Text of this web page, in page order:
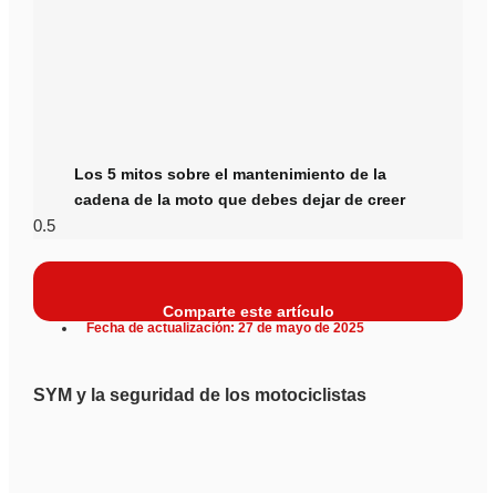
Los 5 mitos sobre el mantenimiento de la
cadena de la moto que debes dejar de creer
Comparte este artículo
Fecha de actualización: 27 de mayo de 2025
SYM y la seguridad de los motociclistas